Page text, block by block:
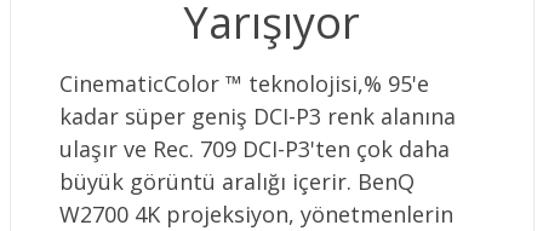
Yarışıyor
CinematicColor ™ teknolojisi,% 95'e
kadar süper geniş DCI-P3 renk alanına
ulaşır ve Rec. 709 DCI-P3'ten çok daha
büyük görüntü aralığı içerir. BenQ
W2700 4K projeksiyon, yönetmenlerin